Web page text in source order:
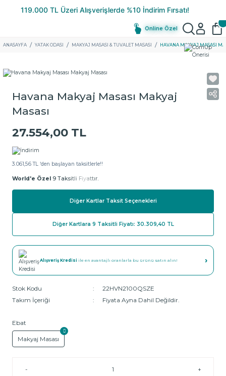
Online Özel
ANASAYFA YATAK ODASI MAKYAJ MASASI & TUVALET MASASI HAVANA MAKYAJ MASASI
Havana Makyaj Masası Makyaj
Masası
27.554,00 TL
3.061,56 TL ‘den başlayan taksitlerle!!
World'e Özel 9 Taksitli Fiyattır.
Diğer Kartlar Taksit Seçenekleri
Diğer Kartlara 9 Taksitli Fiyatı: 30.309,40 TL
Alışveriş Kredisi ile en avantajlı oranlarla bu ürünü satın alın! ›
Stok Kodu
22HVN2100QSZE
Takım İçeriği
Fiyata Ayna Dahil Değildir.
Ebat
Makyaj Masası
- +